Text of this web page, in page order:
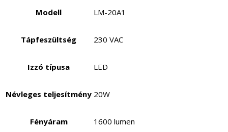
Modell LM-20A1
Tápfeszültség 230 VAC
Izzó típusa LED
Névleges teljesítmény 20W
Fényáram 1600 lumen